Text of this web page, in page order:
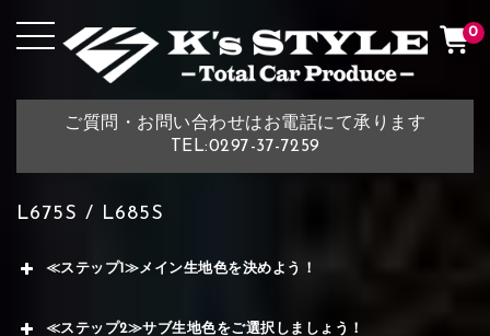
ご質問・お問い合わせはお電話にて承ります
TEL:0297-37-7259
0
L675S / L685S
≪ステップ1≫メイン生地色を決めよう！
≪ステップ2≫サブ生地色をご選択しましょう！